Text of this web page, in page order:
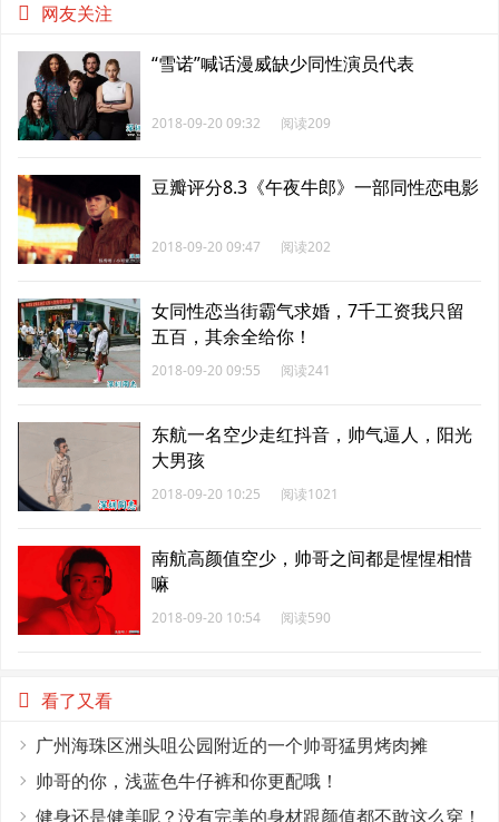
网友关注
“雪诺”喊话漫威缺少同性演员代表
2018-09-20 09:32 阅读209
豆瓣评分8.3《午夜牛郎》一部同性恋电影
2018-09-20 09:47 阅读202
女同性恋当街霸气求婚，7千工资我只留
五百，其余全给你！
2018-09-20 09:55 阅读241
东航一名空少走红抖音，帅气逼人，阳光
大男孩
2018-09-20 10:25 阅读1021
南航高颜值空少，帅哥之间都是惺惺相惜
嘛
2018-09-20 10:54 阅读590
看了又看
广州海珠区洲头咀公园附近的一个帅哥猛男烤肉摊
帅哥的你，浅蓝色牛仔裤和你更配哦！
健身还是健美呢？没有完美的身材跟颜值都不敢这么穿！